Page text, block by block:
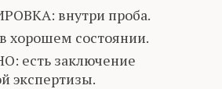
внутри проба.
состоянии.
есть заключение
экспертизы.